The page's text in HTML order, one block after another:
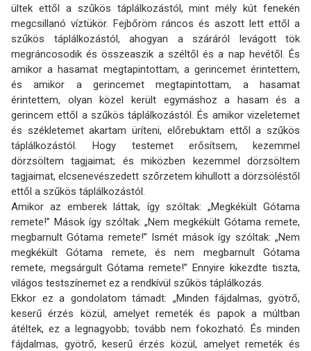
ültek ettől a szűkös táplálkozástól, mint mély kút fenekén
megcsillanó víztükör. Fejbőröm ráncos és aszott lett ettől a
szűkös táplálkozástól, ahogyan a száráról levágott tök
megráncosodik és összeaszik a széltől és a nap hevétől. És
amikor a hasamat megtapintottam, a gerincemet érintettem,
és amikor a gerincemet megtapintottam, a hasamat
érintettem, olyan közel került egymáshoz a hasam és a
gerincem ettől a szűkös táplálkozástól. És amikor vizeletemet
és székletemet akartam üríteni, előrebuktam ettől a szűkös
táplálkozástól. Hogy testemet erősítsem, kezemmel
dörzsöltem tagjaimat; és miközben kezemmel dörzsöltem
tagjaimat, elcsenevészedett szőrzetem kihullott a dörzsöléstől
ettől a szűkös táplálkozástól.
Amikor az emberek láttak, így szóltak: „Megkékült Gótama
remete!” Mások így szóltak: „Nem megkékült Gótama remete,
megbarnult Gótama remete!” Ismét mások így szóltak: „Nem
megkékült Gótama remete, és nem megbarnult Gótama
remete, megsárgult Gótama remete!” Ennyire kikezdte tiszta,
világos testszínemet ez a rendkívül szűkös táplálkozás.
Ekkor ez a gondolatom támadt: „Minden fájdalmas, gyötrő,
keserű érzés közül, amelyet remeték és papok a múltban
átéltek, ez a legnagyobb; tovább nem fokozható. És minden
fájdalmas, gyötrő, keserű érzés közül, amelyet remeték és